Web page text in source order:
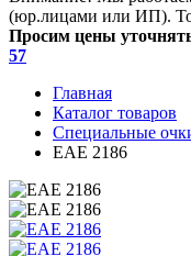
(юр.лицами или ИП).
Просим цены
57
Главная
Каталог товаров
Специальные
ЕАЕ 2186